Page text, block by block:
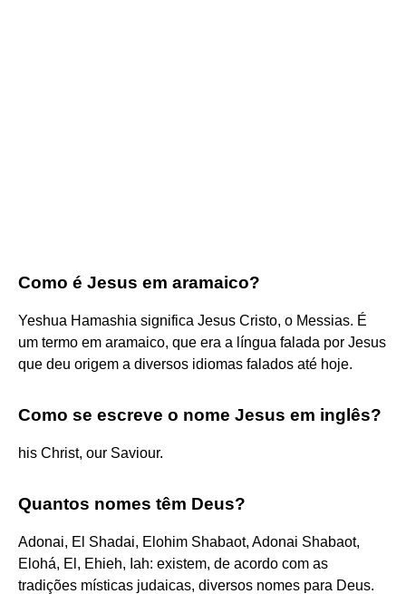
Como é Jesus em aramaico?
Yeshua Hamashia significa Jesus Cristo, o Messias. É
um termo em aramaico, que era a língua falada por Jesus
que deu origem a diversos idiomas falados até hoje.
Como se escreve o nome Jesus em inglês?
his Christ, our Saviour.
Quantos nomes têm Deus?
Adonai, El Shadai, Elohim Shabaot, Adonai Shabaot,
Elohá, El, Ehieh, Iah: existem, de acordo com as
tradições místicas judaicas, diversos nomes para Deus.